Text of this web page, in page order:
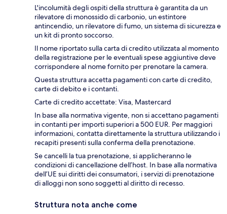
L'incolumità degli ospiti della struttura è garantita da un
rilevatore di monossido di carbonio, un estintore
antincendio, un rilevatore di fumo, un sistema di sicurezza e
un kit di pronto soccorso.
Il nome riportato sulla carta di credito utilizzata al momento
della registrazione per le eventuali spese aggiuntive deve
corrispondere al nome fornito per prenotare la camera.
Questa struttura accetta pagamenti con carte di credito,
carte di debito e i contanti.
Carte di credito accettate: Visa, Mastercard
In base alla normativa vigente, non si accettano pagamenti
in contanti per importi superiori a 500 EUR. Per maggiori
informazioni, contatta direttamente la struttura utilizzando i
recapiti presenti sulla conferma della prenotazione.
Se cancelli la tua prenotazione, si applicheranno le
condizioni di cancellazione dell’host. In base alla normativa
dell’UE sui diritti dei consumatori, i servizi di prenotazione
di alloggi non sono soggetti al diritto di recesso.
Struttura nota anche come